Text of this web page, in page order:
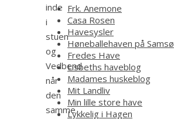
inde
i
stuen
og
Vedbend
når
den
samme
Frk. Anemone
Casa Rosen
Havesysler
Høneballehaven på Samsø
Fredes Have
Lisbeths haveblog
Madames huskeblog
Mit Landliv
Min lille store have
Lykkelig i Hagen